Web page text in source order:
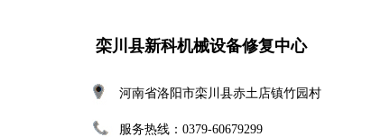
栾川县新科机械设备修复中心
河南省洛阳市栾川县赤土店镇竹园村
服务热线：0379-60679299